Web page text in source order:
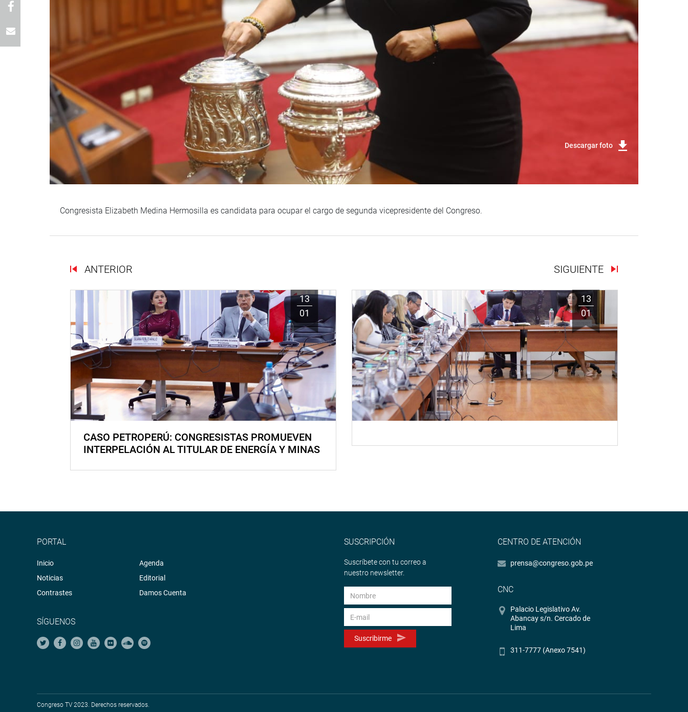
Descargar foto
Congresista Elizabeth Medina Hermosilla es candidata para ocupar el cargo de segunda vicepresidente del Congreso.
ANTERIOR SIGUIENTE
13
01
CASO PETROPERÚ: CONGRESISTAS PROMUEVEN
INTERPELACIÓN AL TITULAR DE ENERGÍA Y MINAS
13
01
PORTAL
Inicio
Noticias
Contrastes
Agenda
Editorial
Damos Cuenta
SÍGUENOS
SUSCRIPCIÓN
Suscríbete con tu correo a
nuestro newsletter.
Suscribirme
CENTRO DE ATENCIÓN
prensa@congreso.gob.pe
CNC
Palacio Legislativo Av.
Abancay s/n. Cercado de
Lima
311-7777 (Anexo 7541)
Congreso TV 2023. Derechos reservados.